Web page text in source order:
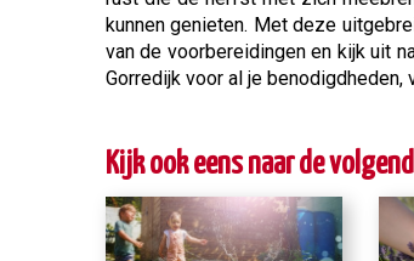
kunnen genieten. Met deze
van de voorbereidingen en kijk uit
Gorredijk voor al je
Kijk ook eens naar de